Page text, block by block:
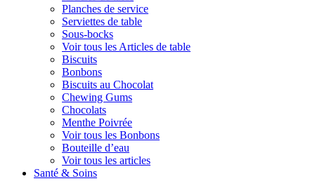
Planches de service
Serviettes de table
Sous-bocks
Voir tous les Articles de table
Biscuits
Bonbons
Biscuits au Chocolat
Chewing Gums
Chocolats
Menthe Poivrée
Voir tous les Bonbons
Bouteille d’eau
Voir tous les articles
Santé & Soins